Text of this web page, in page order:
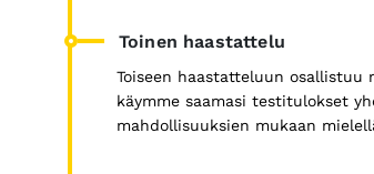
Toinen haastattelu
Toiseen haastatteluun osallistuu
käymme saamasi testitulokset
mahdollisuuksien mukaan